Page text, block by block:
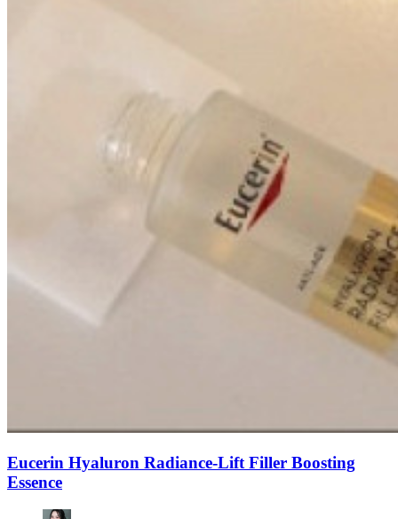
Eucerin Hyaluron Radiance-Lift Filler Boosting
Essence